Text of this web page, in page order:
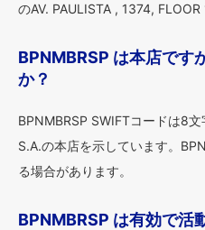
のAV. PAULISTA , 1374, FLOOR
BPNMBRSP は本店です
か？
BPNMBRSP SWIFTコードは8文
S.A.の本店を示しています。
る場合があります。
BPNMBRSP は有効で活